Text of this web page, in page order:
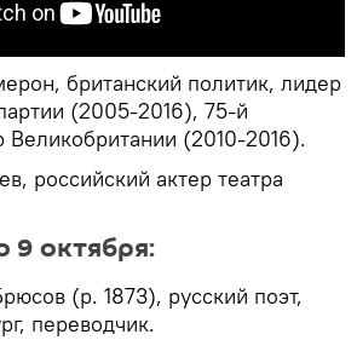
британский политик, лидер
(2005-2016), 75-й
(2010-2016).
российский актер театра
9 октября:
(р. 1873), русский поэт,
переводчик.